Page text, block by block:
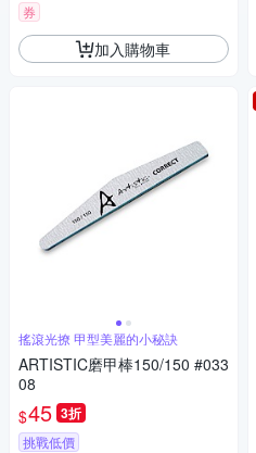
券
加入購物車
搖滾光撩 甲型美麗的小秘訣
ARTISTIC磨甲棒150/150 #033
08
$45 3折
挑戰低價